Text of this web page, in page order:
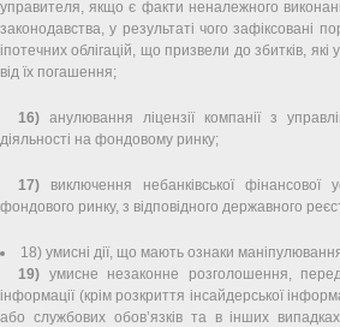
управителя, якщо є факти неналежного
законодавства, у результаті чого зафіксовані
іпотечних облігацій, що призвели до збитків,
від їх погашення;
16) анулювання ліцензії компанії з
діяльності на фондовому ринку;
17) виключення небанківської
фондового ринку, з відповідного державного
18) умисні дії, що мають ознаки
19) умисне незаконне розголошення,
інформації (крім розкриття інсайдерської
або службових обов’язків та в інших